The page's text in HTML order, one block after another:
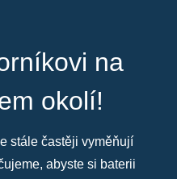
na
okolí!
stále častěji vyměňují
abyste si baterii